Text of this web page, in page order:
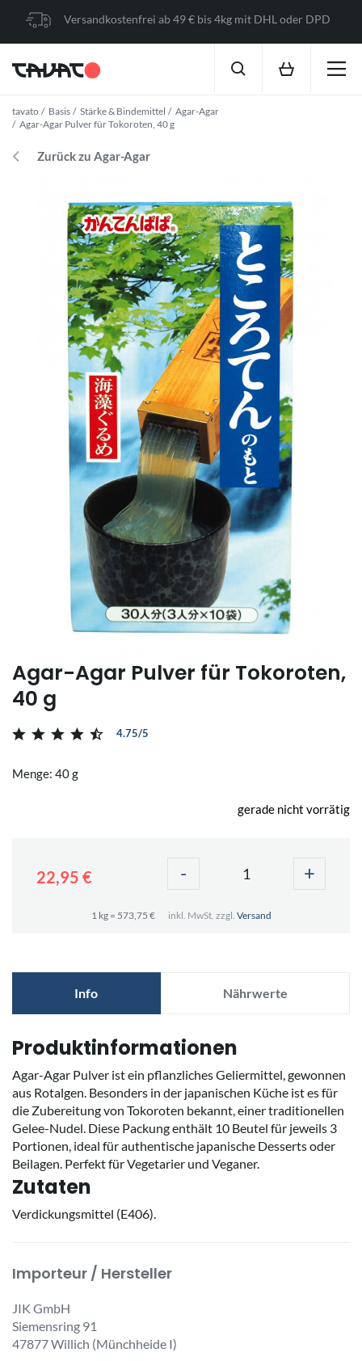
Versandkostenfrei ab 49 € bis 4kg mit DHL oder DPD
tavato Basis Stärke & Bindemittel
Agar-Agar
Agar-Agar Pulver für Tokoroten, 40 g
Zurück zu Agar-Agar
Agar-Agar Pulver für Tokoroten,
40 g
4.75/5
Menge: 40 g
gerade nicht vorrätig
22,95 € - +
1 kg = 573,75 € inkl. MwSt. zzgl. Versand
Info Nährwerte
Produktinformationen
Agar-Agar Pulver ist ein pflanzliches Geliermittel, gewonnen
aus Rotalgen. Besonders in der japanischen Küche ist es für
die Zubereitung von Tokoroten bekannt, einer traditionellen
Gelee-Nudel. Diese Packung enthält 10 Beutel für jeweils 3
Portionen, ideal für authentische japanische Desserts oder
Beilagen. Perfekt für Vegetarier und Veganer.
Zutaten
Verdickungsmittel (E406).
Importeur / Hersteller
JIK GmbH
Siemensring 91
47877 Willich (Münchheide I)